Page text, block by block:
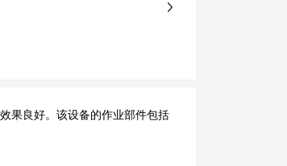
果良好。该设备的作业部件包括